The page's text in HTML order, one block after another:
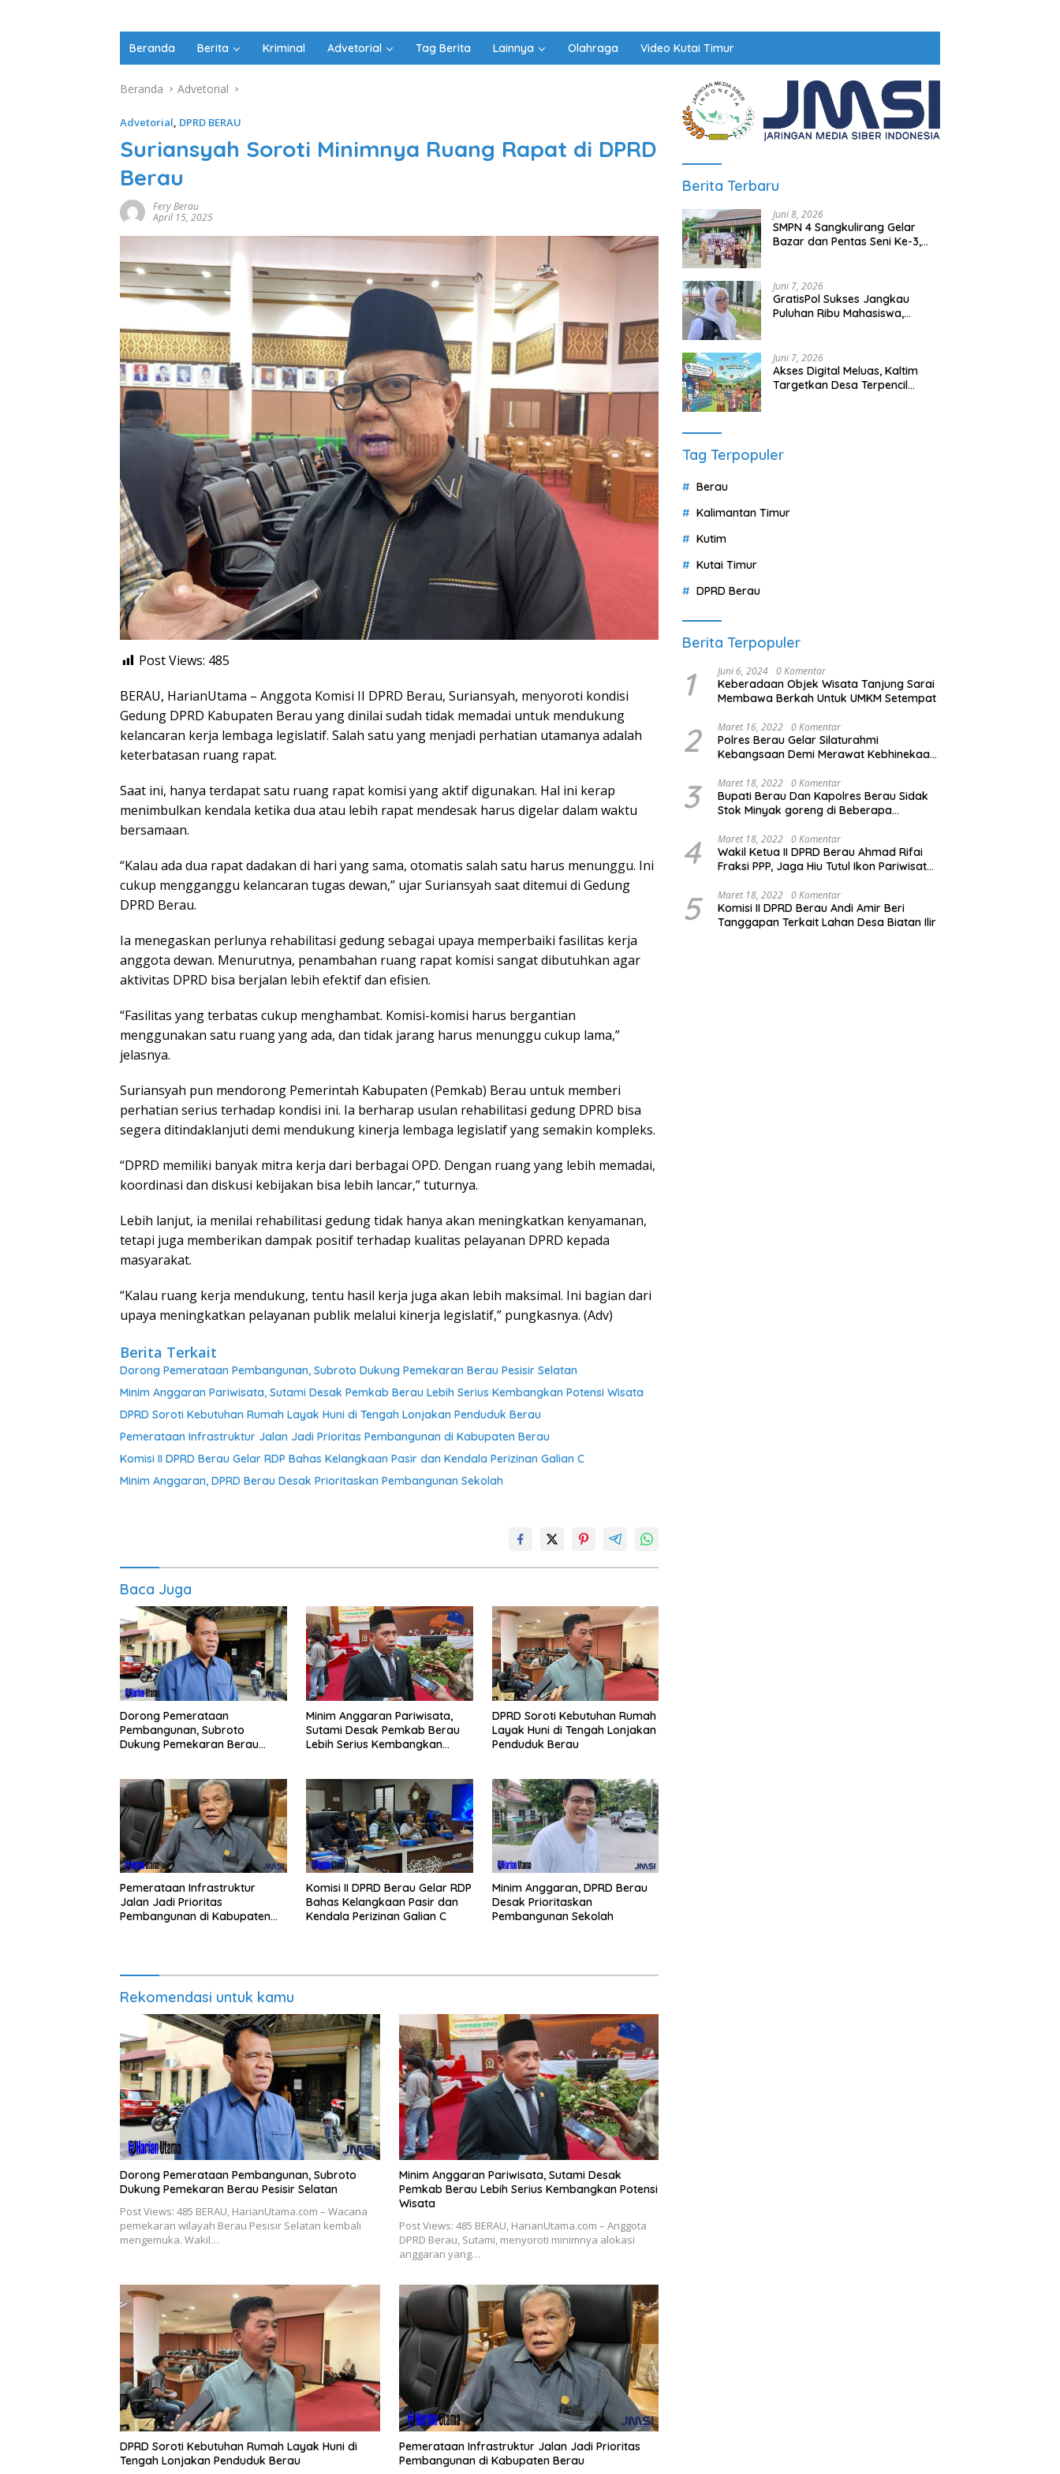
Beranda Berita Kriminal Advetorial Tag Berita Lainnya Olahraga Video Kutai Timur
Beranda Advetorial
Advetorial, DPRD BERAU
Suriansyah Soroti Minimnya Ruang Rapat di DPRD
Berau
Fery Berau
April 15, 2025
Post Views: 485
BERAU, HarianUtama – Anggota Komisi II DPRD Berau, Suriansyah, menyoroti kondisi
Gedung DPRD Kabupaten Berau yang dinilai sudah tidak memadai untuk mendukung
kelancaran kerja lembaga legislatif. Salah satu yang menjadi perhatian utamanya adalah
keterbatasan ruang rapat.
Saat ini, hanya terdapat satu ruang rapat komisi yang aktif digunakan. Hal ini kerap
menimbulkan kendala ketika dua atau lebih rapat mendesak harus digelar dalam waktu
bersamaan.
“Kalau ada dua rapat dadakan di hari yang sama, otomatis salah satu harus menunggu. Ini
cukup mengganggu kelancaran tugas dewan,” ujar Suriansyah saat ditemui di Gedung
DPRD Berau.
Ia menegaskan perlunya rehabilitasi gedung sebagai upaya memperbaiki fasilitas kerja
anggota dewan. Menurutnya, penambahan ruang rapat komisi sangat dibutuhkan agar
aktivitas DPRD bisa berjalan lebih efektif dan efisien.
“Fasilitas yang terbatas cukup menghambat. Komisi-komisi harus bergantian
menggunakan satu ruang yang ada, dan tidak jarang harus menunggu cukup lama,”
jelasnya.
Suriansyah pun mendorong Pemerintah Kabupaten (Pemkab) Berau untuk memberi
perhatian serius terhadap kondisi ini. Ia berharap usulan rehabilitasi gedung DPRD bisa
segera ditindaklanjuti demi mendukung kinerja lembaga legislatif yang semakin kompleks.
“DPRD memiliki banyak mitra kerja dari berbagai OPD. Dengan ruang yang lebih memadai,
koordinasi dan diskusi kebijakan bisa lebih lancar,” tuturnya.
Lebih lanjut, ia menilai rehabilitasi gedung tidak hanya akan meningkatkan kenyamanan,
tetapi juga memberikan dampak positif terhadap kualitas pelayanan DPRD kepada
masyarakat.
“Kalau ruang kerja mendukung, tentu hasil kerja juga akan lebih maksimal. Ini bagian dari
upaya meningkatkan pelayanan publik melalui kinerja legislatif,” pungkasnya. (Adv)
Berita Terkait
Dorong Pemerataan Pembangunan, Subroto Dukung Pemekaran Berau Pesisir Selatan
Minim Anggaran Pariwisata, Sutami Desak Pemkab Berau Lebih Serius Kembangkan Potensi Wisata
DPRD Soroti Kebutuhan Rumah Layak Huni di Tengah Lonjakan Penduduk Berau
Pemerataan Infrastruktur Jalan Jadi Prioritas Pembangunan di Kabupaten Berau
Komisi II DPRD Berau Gelar RDP Bahas Kelangkaan Pasir dan Kendala Perizinan Galian C
Minim Anggaran, DPRD Berau Desak Prioritaskan Pembangunan Sekolah
Baca Juga
Dorong Pemerataan
Pembangunan, Subroto
Dukung Pemekaran Berau
Minim Anggaran Pariwisata,
Sutami Desak Pemkab Berau
Lebih Serius Kembangkan
DPRD Soroti Kebutuhan Rumah
Layak Huni di Tengah Lonjakan
Penduduk Berau
Pemerataan Infrastruktur
Jalan Jadi Prioritas
Pembangunan di Kabupaten
Komisi II DPRD Berau Gelar RDP
Bahas Kelangkaan Pasir dan
Kendala Perizinan Galian C
Minim Anggaran, DPRD Berau
Desak Prioritaskan
Pembangunan Sekolah
Rekomendasi untuk kamu
Dorong Pemerataan Pembangunan, Subroto
Dukung Pemekaran Berau Pesisir Selatan
Post Views: 485 BERAU, HarianUtama.com – Wacana
pemekaran wilayah Berau Pesisir Selatan kembali
mengemuka. Wakil…
Minim Anggaran Pariwisata, Sutami Desak
Pemkab Berau Lebih Serius Kembangkan Potensi
Wisata
Post Views: 485 BERAU, HarianUtama.com – Anggota
DPRD Berau, Sutami, menyoroti minimnya alokasi
anggaran yang…
DPRD Soroti Kebutuhan Rumah Layak Huni di
Tengah Lonjakan Penduduk Berau
Pemerataan Infrastruktur Jalan Jadi Prioritas
Pembangunan di Kabupaten Berau
Berita Terbaru
Juni 8, 2026
SMPN 4 Sangkulirang Gelar
Bazar dan Pentas Seni Ke-3,
Juni 7, 2026
GratisPol Sukses Jangkau
Puluhan Ribu Mahasiswa,
Juni 7, 2026
Akses Digital Meluas, Kaltim
Targetkan Desa Terpencil
Tag Terpopuler
Berau
Kalimantan Timur
Kutim
Kutai Timur
DPRD Berau
Berita Terpopuler
1 Juni 6, 2024 0 Komentar
Keberadaan Objek Wisata Tanjung Sarai
Membawa Berkah Untuk UMKM Setempat
2 Maret 16, 2022 0 Komentar
Polres Berau Gelar Silaturahmi
Kebangsaan Demi Merawat Kebhinekaan
3 Maret 18, 2022 0 Komentar
Bupati Berau Dan Kapolres Berau Sidak
Stok Minyak goreng di Beberapa
4 Maret 18, 2022 0 Komentar
Wakil Ketua II DPRD Berau Ahmad Rifai
Fraksi PPP, Jaga Hiu Tutul Ikon Pariwisata
5 Maret 18, 2022 0 Komentar
Komisi II DPRD Berau Andi Amir Beri
Tanggapan Terkait Lahan Desa Biatan Ilir